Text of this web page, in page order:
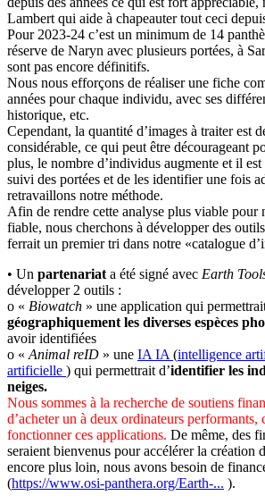
Lambert qui aide à chapeauter tout ceci
Pour 2023-24 c’est un minimum de 14
réserve de Naryn avec plusieurs portées, à
sont pas encore définitifs.
Nous nous efforçons de réaliser une fiche
années pour chaque individu, avec ses
historique, etc.
Cependant, la quantité d’images à traiter est
considérable, ce qui peut être décourageant
plus, le nombre d’individus augmente et il
suivi des portées et de les identifier une fois
retravaillons notre méthode.
Afin de rendre cette analyse plus viable pour
fiable, nous cherchons à développer des
ferrait un premier tri dans notre «catalogue
• Un partenariat a été signé avec Earth
développer 2 outils :
o « Biowatch » une application qui
géographiquement les diverses espèces
avoir identifiées
o « Animal reID » une IA IA (intelligence
artificielle ) qui permettrait d’identifier les
neiges.
Nous sommes à la recherche de soutiens
d’acheter un à deux ordinateurs performants,
fonctionner ces applications. De même, des
seraient bienvenus pour accélérer la création
encore plus loin, nous avons besoin de
(https://www.osi-panthera.org/Earth-... ).